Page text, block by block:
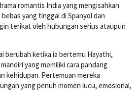
romantis India yang mengisahkan
yang tinggal di Spanyol dan
terikat oleh hubungan serius ataupun
berubah ketika ia bertemu Hayathi,
yang memiliki cara pandang
kehidupan. Pertemuan mereka
yang penuh momen lucu, emosional,